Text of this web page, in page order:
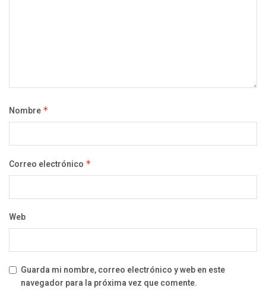
Nombre *
Correo electrónico *
Web
Guarda mi nombre, correo electrónico y web en este
navegador para la próxima vez que comente.